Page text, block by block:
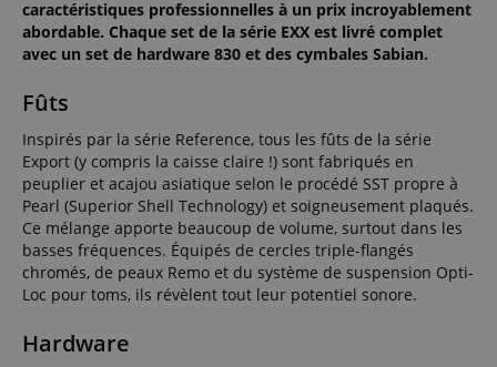
caractéristiques professionnelles à un prix incroyablement
abordable. Chaque set de la série EXX est livré complet
avec un set de hardware 830 et des cymbales Sabian.
Fûts
Inspirés par la série Reference, tous les fûts de la série
Export (y compris la caisse claire !) sont fabriqués en
peuplier et acajou asiatique selon le procédé SST propre à
Pearl (Superior Shell Technology) et soigneusement plaqués.
Ce mélange apporte beaucoup de volume, surtout dans les
basses fréquences. Équipés de cercles triple-flangés
chromés, de peaux Remo et du système de suspension Opti-
Loc pour toms, ils révèlent tout leur potentiel sonore.
Hardware